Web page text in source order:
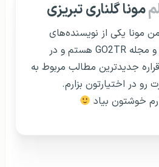
مونا گلناری تبریزی
مونا یکی از نویسنده‌های
سایت و مجله GO2TR هستم و در
جدیدترین مطالب مربوط به
رو در اختیارتون بزارم.
خوشتون بیاد